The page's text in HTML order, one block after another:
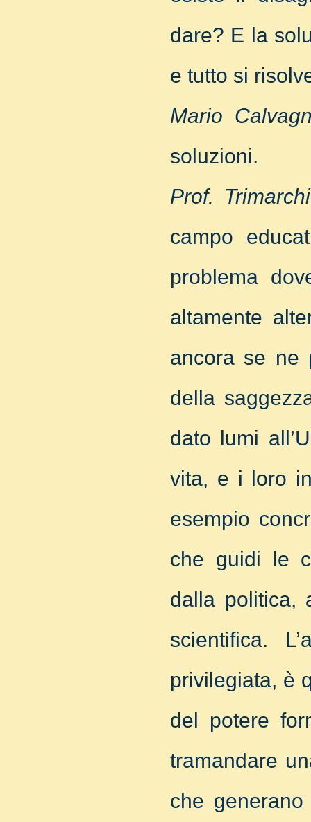
dare? E la
e tutto si
Mario
soluzioni.
Prof.
campo
problema
altamente
ancora se ne
della
dato lumi
vita, e i loro
esempio
che guidi le
dalla politica,
scientifica.
privilegiata, è
del potere
tramandare
che